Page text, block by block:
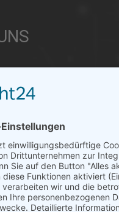
Politik – Wirtschaft –
und Feuerwehr – für
sind wir für